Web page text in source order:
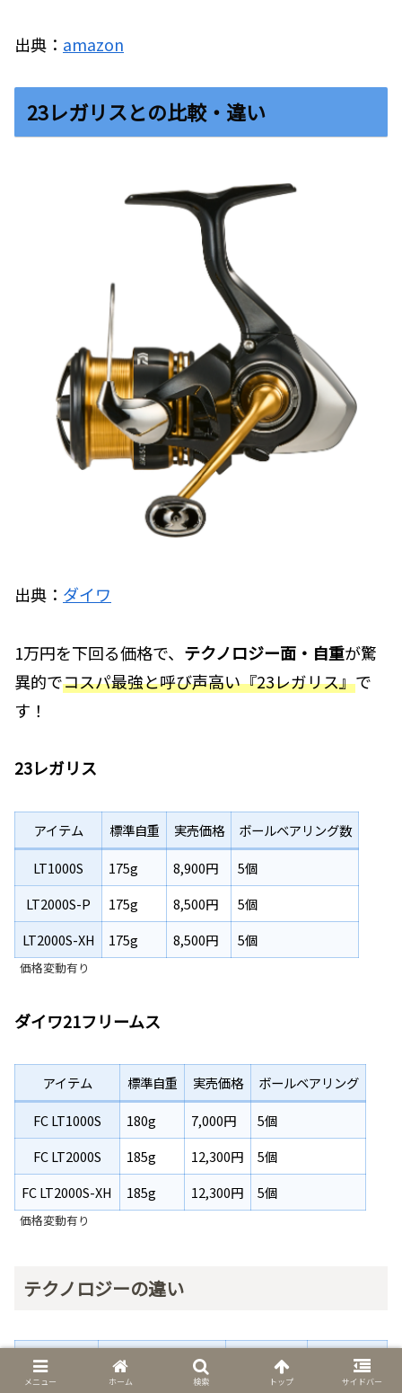
出典： amazon
23レガリスとの比較・違い
出典： ダイワ
1万円を下回る価格で、 テクノロジー面・自重が驚
異的でコスパ最強と呼び声高い『23レガリス』で
す！
23レガリス
アイテム 標準自重 実売価格
ボールベアリング数
LT1000S
175g 8,900円
5個
LT2000S-P
175g 8,500円
5個
LT2000S-XH
175g 8,500円 5個
価格変動有り
ダイワ21フリームス
アイテム 標準自重 実売価格
ボールベアリング
FC LT1000S
180g 7,000円
5個
FC LT2000S
185g 12,300円
5個
FC LT2000S-XH
185g 12,300円 5個
価格変動有り
テクノロジーの違い
エアドライブデザイ
マグシール
メニュー ホーム 検索 トップ サイドバー